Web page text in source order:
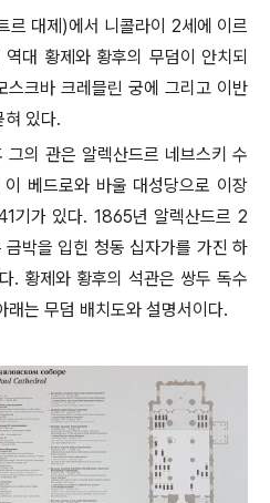
르 대제)에서 니콜라이 2세에 이르
대 황제와 황후의 무덤이 안치되
크바 크레믈린 궁에 그리고 이반
혀 있다.
의 관은 알렉산드르 네브스키 수
베드로와 바울 대성당으로 이장
기가 있다. 1865년 알렉산드르 2
박을 입힌 청동 십자가를 가진 하
. 황제와 황후의 석관은 쌍두 독수
래는 무덤 배치도와 설명서이다.